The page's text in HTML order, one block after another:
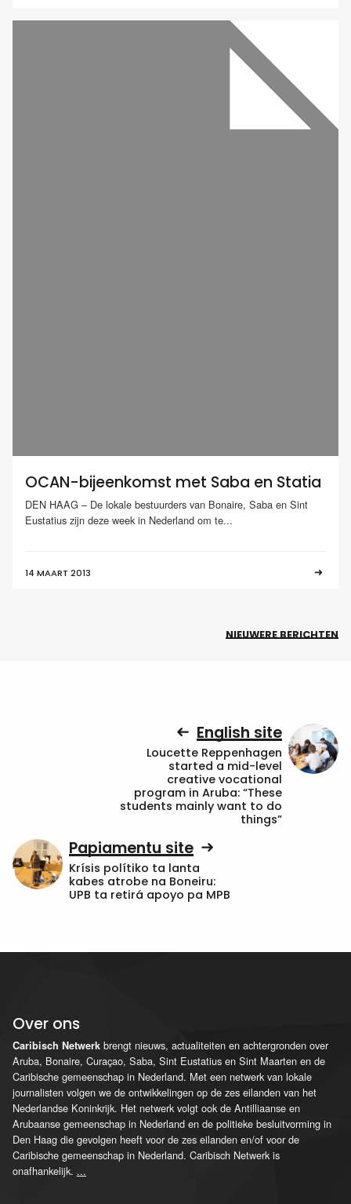
OCAN-bijeenkomst met Saba en Statia
DEN HAAG – De lokale bestuurders van Bonaire, Saba en Sint
Eustatius zijn deze week in Nederland om te...
14 MAART 2013
NIEUWERE BERICHTEN
English site
Loucette Reppenhagen
started a mid-level
creative vocational
program in Aruba: “These
students mainly want to do
things”
Papiamentu site
Krísis polítiko ta lanta
kabes atrobe na Boneiru:
UPB ta retirá apoyo pa MPB
Over ons
Caribisch Netwerk brengt nieuws, actualiteiten en achtergronden over
Aruba, Bonaire, Curaçao, Saba, Sint Eustatius en Sint Maarten en de
Caribische gemeenschap in Nederland. Met een netwerk van lokale
journalisten volgen we de ontwikkelingen op de zes eilanden van het
Nederlandse Koninkrijk. Het netwerk volgt ook de Antilliaanse en
Arubaanse gemeenschap in Nederland en de politieke besluitvorming in
Den Haag die gevolgen heeft voor de zes eilanden en/of voor de
Caribische gemeenschap in Nederland. Caribisch Netwerk is
onafhankelijk. ...